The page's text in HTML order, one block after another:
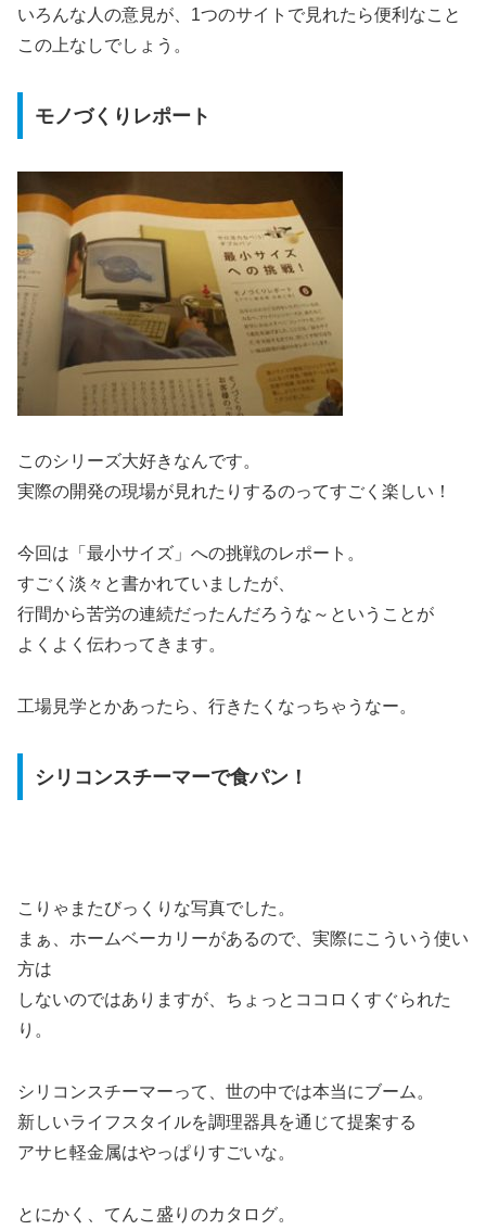
いろんな人の意見が、1つのサイトで見れたら便利なこと
この上なしでしょう。
モノづくりレポート
このシリーズ大好きなんです。
実際の開発の現場が見れたりするのってすごく楽しい！
今回は「最小サイズ」への挑戦のレポート。
すごく淡々と書かれていましたが、
行間から苦労の連続だったんだろうな～ということが
よくよく伝わってきます。
工場見学とかあったら、行きたくなっちゃうなー。
シリコンスチーマーで食パン！
こりゃまたびっくりな写真でした。
まぁ、ホームベーカリーがあるので、実際にこういう使い
方は
しないのではありますが、ちょっとココロくすぐられた
り。
シリコンスチーマーって、世の中では本当にブーム。
新しいライフスタイルを調理器具を通じて提案する
アサヒ軽金属はやっぱりすごいな。
とにかく、てんこ盛りのカタログ。